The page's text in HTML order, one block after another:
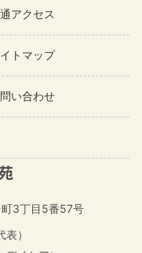
3丁目5番57号
）
アクセス
トマップ
い合わせ